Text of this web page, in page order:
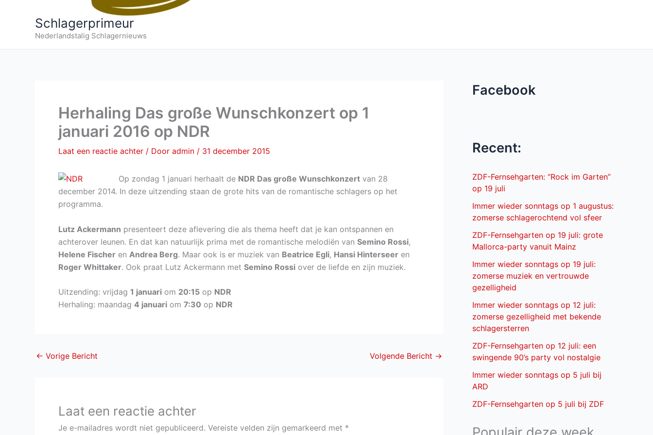
Schlagerprimeur
Nederlandstalig Schlagernieuws
Herhaling Das große Wunschkonzert op 1
januari 2016 op NDR
Laat een reactie achter / Door admin / 31 december 2015
Op zondag 1 januari herhaalt de NDR Das große Wunschkonzert van 28
december 2014. In deze uitzending staan de grote hits van de romantische schlagers op het
programma.
Lutz Ackermann presenteert deze aflevering die als thema heeft dat je kan ontspannen en
achterover leunen. En dat kan natuurlijk prima met de romantische melodiën van Semino Rossi,
Helene Fischer en Andrea Berg. Maar ook is er muziek van Beatrice Egli, Hansi Hinterseer en
Roger Whittaker. Ook praat Lutz Ackermann met Semino Rossi over de liefde en zijn muziek.
Uitzending: vrijdag 1 januari om 20:15 op NDR
Herhaling: maandag 4 januari om 7:30 op NDR
← Vorige Bericht Volgende Bericht →
Laat een reactie achter
Je e-mailadres wordt niet gepubliceerd. Vereiste velden zijn gemarkeerd met *
Facebook
Recent:
ZDF-Fernsehgarten: “Rock im Garten”
op 19 juli
Immer wieder sonntags op 1 augustus:
zomerse schlagerochtend vol sfeer
ZDF-Fernsehgarten op 19 juli: grote
Mallorca-party vanuit Mainz
Immer wieder sonntags op 19 juli:
zomerse muziek en vertrouwde
gezelligheid
Immer wieder sonntags op 12 juli:
zomerse gezelligheid met bekende
schlagersterren
ZDF-Fernsehgarten op 12 juli: een
swingende 90’s party vol nostalgie
Immer wieder sonntags op 5 juli bij
ARD
ZDF-Fernsehgarten op 5 juli bij ZDF